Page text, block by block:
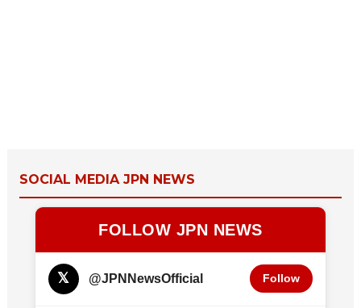
SOCIAL MEDIA JPN NEWS
FOLLOW JPN NEWS
𝕏 @JPNNewsOfficial Follow